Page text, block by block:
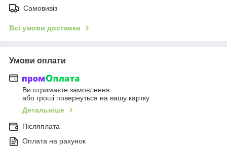
Самовивіз
Всі умови доставки
Умови оплати
Ви отримаєте замовлення
або гроші повернуться на вашу картку
Детальніше
Післяплата
Оплата на рахунок